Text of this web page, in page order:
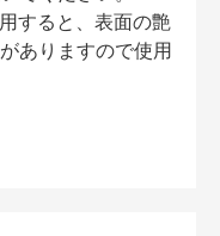
すると、表面の艶
ありますので使用